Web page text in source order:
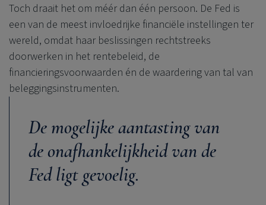
Toch draait het om méér dan één persoon. De Fed is
een van de meest invloedrijke financiële instellingen ter
wereld, omdat haar beslissingen rechtstreeks
doorwerken in het rentebeleid, de
financieringsvoorwaarden én de waardering van tal van
beleggingsinstrumenten.
De mogelijke aantasting van
de onafhankelijkheid van de
Fed ligt gevoelig.